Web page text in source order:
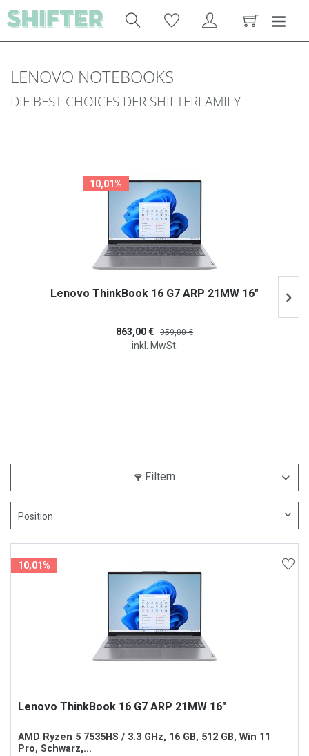
LENOVO NOTEBOOKS
DIE BEST CHOICES DER SHIFTERFAMILY
10,01%
Lenovo ThinkBook 16 G7 ARP 21MW 16"
863,00 € 959,00 €
inkl. MwSt.
Filtern
10,01%
Lenovo ThinkBook 16 G7 ARP 21MW 16"
AMD Ryzen 5 7535HS / 3.3 GHz, 16 GB, 512 GB, Win 11
Pro, Schwarz,...